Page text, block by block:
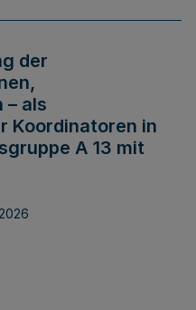
der
– als
Koordinatoren in
A 13 mit